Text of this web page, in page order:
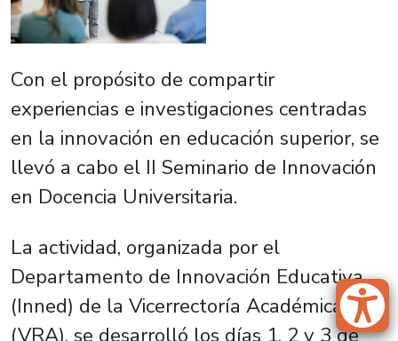
Con el propósito de compartir
experiencias e investigaciones centradas
en la innovación en educación superior, se
llevó a cabo el II Seminario de Innovación
en Docencia Universitaria.
La actividad, organizada por el
Departamento de Innovación Educativa
(Inned) de la Vicerrectoría Académica
(VRA), se desarrolló los días 1, 2 y 3 de